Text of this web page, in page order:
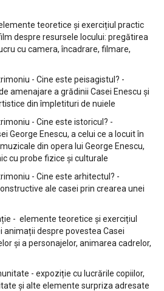
teoretice și exercițiul practic
despre resursele locului: pregătirea
cu camera, încadrare, filmare,
- Cine este peisagistul? -
amenajare a grădinii Casei Enescu și
din împletituri de nuiele
- Cine este istoricul? -
George Enescu, a celui ce a locuit în
din opera lui George Enescu,
cu probe fizice și culturale
- Cine este arhitectul? -
ale casei prin crearea unei
- elemente teoretice și exercițiul
animații despre povestea Casei
și a personajelor, animarea cadrelor,
- expoziție cu lucrările copiilor,
și alte elemente surpriza adresate